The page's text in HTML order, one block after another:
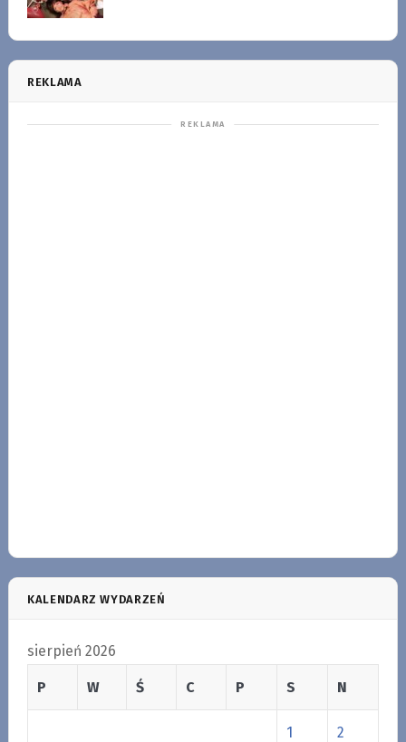
REKLAMA
KALENDARZ WYDARZEŃ
sierpień 2026
P W Ś C P S N
1 2